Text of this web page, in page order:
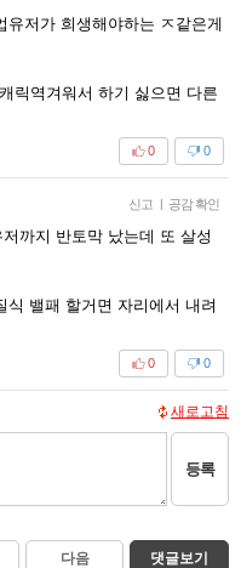
저가 희생해야하는 ㅈ같은게
릭역겨워서 하기 싫으면 다른
0
0
신고 | 공감 확인
까지 반토막 났는데 또 살성
식 밸패 할거면 자리에서 내려
0
0
새로고침
등록
다음 댓글보기